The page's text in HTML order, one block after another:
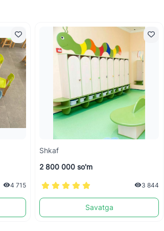
4 715
Shkaf
2 800 000 so'm
3 844
Savatga